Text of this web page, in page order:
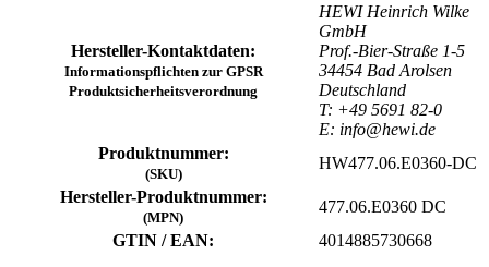
Hersteller-Kontaktdaten:
Informationspflichten zur GPSR
Produktsicherheitsverordnung
HEWI Heinrich Wilke
GmbH
Prof.-Bier-Straße 1-5
34454 Bad Arolsen
Deutschland
T: +49 5691 82-0
E: info@hewi.de
Produktnummer:
(SKU)
HW477.06.E0360-DC
Hersteller-Produktnummer:
(MPN)
477.06.E0360 DC
GTIN / EAN:
4014885730668